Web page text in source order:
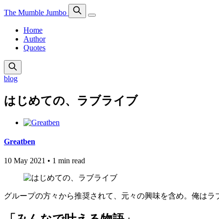
The Mumble Jumbo
Home
Author
Quotes
blog
はじめての、ラブライブ
Greatben
10 May 2021 • 1 min read
グループの方々から推奨されて、元々の興味を含め。俺はラ